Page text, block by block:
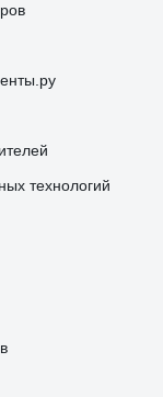
технологий